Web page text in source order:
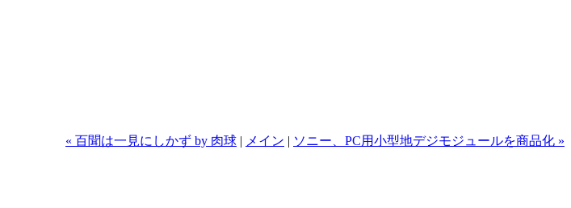
« 百聞は一見にしかず by 肉球 | メイン | ソニー、PC用小型地デジモジュールを商品化 »